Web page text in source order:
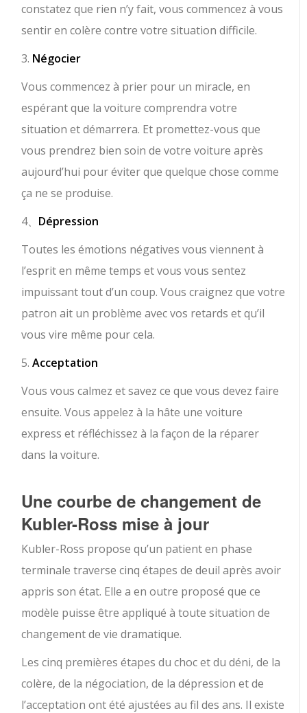
constatez que rien n’y fait, vous commencez à vous
sentir en colère contre votre situation difficile.
3. Négocier
Vous commencez à prier pour un miracle, en
espérant que la voiture comprendra votre
situation et démarrera. Et promettez-vous que
vous prendrez bien soin de votre voiture après
aujourd’hui pour éviter que quelque chose comme
ça ne se produise.
4、 Dépression
Toutes les émotions négatives vous viennent à
l’esprit en même temps et vous vous sentez
impuissant tout d’un coup. Vous craignez que votre
patron ait un problème avec vos retards et qu’il
vous vire même pour cela.
5.Acceptation
Vous vous calmez et savez ce que vous devez faire
ensuite. Vous appelez à la hâte une voiture
express et réfléchissez à la façon de la réparer
dans la voiture.
Une courbe de changement de
Kubler-Ross mise à jour
Kubler-Ross propose qu’un patient en phase
terminale traverse cinq étapes de deuil après avoir
appris son état. Elle a en outre proposé que ce
modèle puisse être appliqué à toute situation de
changement de vie dramatique.
Les cinq premières étapes du choc et du déni, de la
colère, de la négociation, de la dépression et de
l’acceptation ont été ajustées au fil des ans. Il existe